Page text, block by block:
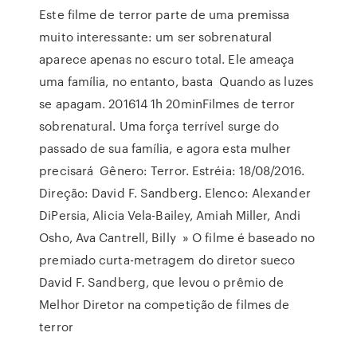
Este filme de terror parte de uma premissa
muito interessante: um ser sobrenatural
aparece apenas no escuro total. Ele ameaça
uma família, no entanto, basta Quando as luzes
se apagam. 201614 1h 20minFilmes de terror
sobrenatural. Uma força terrível surge do
passado de sua família, e agora esta mulher
precisará Gênero: Terror. Estréia: 18/08/2016.
Direção: David F. Sandberg. Elenco: Alexander
DiPersia, Alicia Vela-Bailey, Amiah Miller, Andi
Osho, Ava Cantrell, Billy » O filme é baseado no
premiado curta-metragem do diretor sueco
David F. Sandberg, que levou o prêmio de
Melhor Diretor na competição de filmes de
terror